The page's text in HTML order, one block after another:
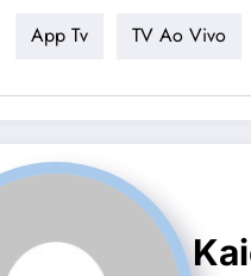
App Tv TV Ao Vivo